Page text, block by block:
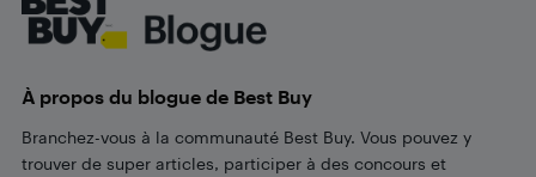
À propos du blogue de Best Buy
Branchez-vous à la communauté Best Buy. Vous pouvez y
trouver de super articles, participer à des concours et